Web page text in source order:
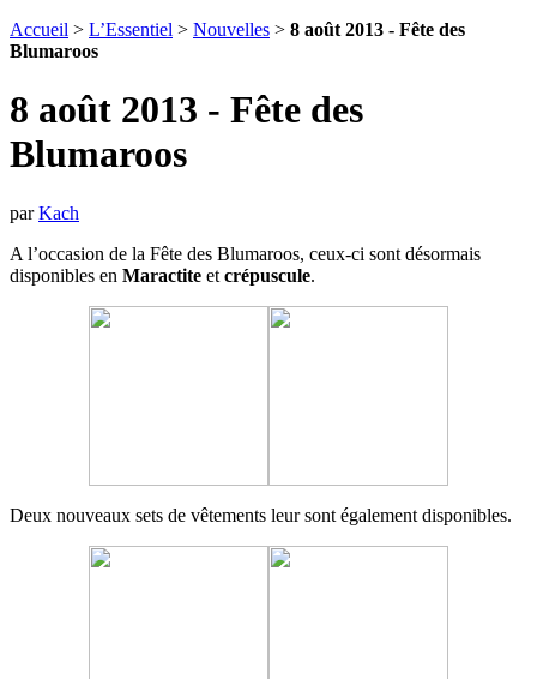
Accueil > L’Essentiel > Nouvelles > 8 août 2013 - Fête des
Blumaroos
8 août 2013 - Fête des
Blumaroos
parKach
A l’occasion de la Fête des Blumaroos, ceux-ci sont désormais
disponibles en Maractite et crépuscule.
Deux nouveaux sets de vêtements leur sont également disponibles.